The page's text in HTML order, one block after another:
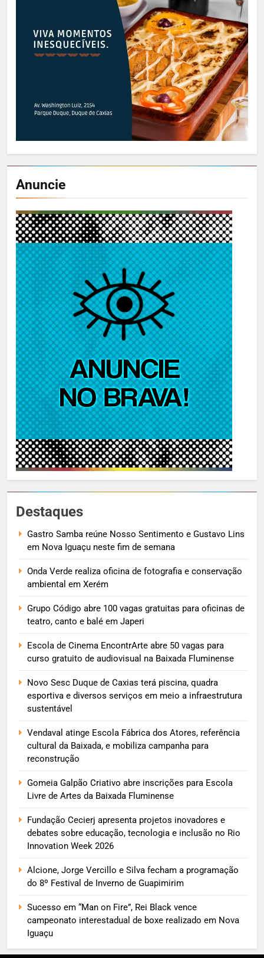
Anuncie
Destaques
Gastro Samba reúne Nosso Sentimento e Gustavo Lins
em Nova Iguaçu neste fim de semana
Onda Verde realiza oficina de fotografia e conservação
ambiental em Xerém
Grupo Código abre 100 vagas gratuitas para oficinas de
teatro, canto e balé em Japeri
Escola de Cinema EncontrArte abre 50 vagas para
curso gratuito de audiovisual na Baixada Fluminense
Novo Sesc Duque de Caxias terá piscina, quadra
esportiva e diversos serviços em meio a infraestrutura
sustentável
Vendaval atinge Escola Fábrica dos Atores, referência
cultural da Baixada, e mobiliza campanha para
reconstrução
Gomeia Galpão Criativo abre inscrições para Escola
Livre de Artes da Baixada Fluminense
Fundação Cecierj apresenta projetos inovadores e
debates sobre educação, tecnologia e inclusão no Rio
Innovation Week 2026
Alcione, Jorge Vercillo e Silva fecham a programação
do 8º Festival de Inverno de Guapimirim
Sucesso em “Man on Fire”, Rei Black vence
campeonato interestadual de boxe realizado em Nova
Iguaçu